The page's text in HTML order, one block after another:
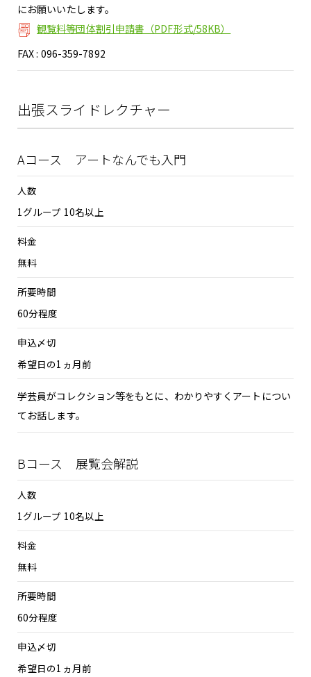
にお願いいたします。
観覧料等団体割引申請書（PDF形式/58KB）
FAX : 096-359-7892
出張スライドレクチャー
Aコース アートなんでも入門
人数
1グループ 10名以上
料金
無料
所要時間
60分程度
申込〆切
希望日の1ヵ月前
学芸員がコレクション等をもとに、わかりやすくアートについ
てお話します。
Bコース 展覧会解説
人数
1グループ 10名以上
料金
無料
所要時間
60分程度
申込〆切
希望日の1ヵ月前